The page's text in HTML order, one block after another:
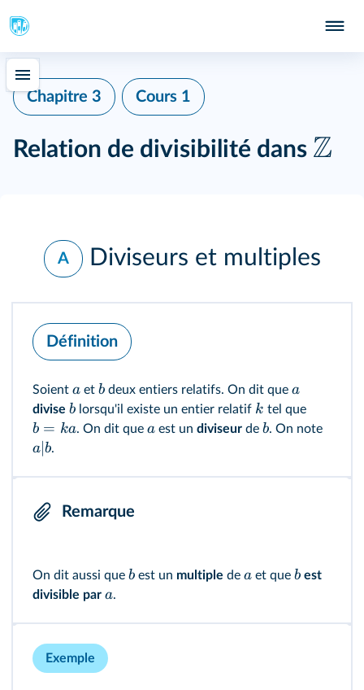
Chapitre 3 Cours 1
Relation de divisibilité dans Z
A Diviseurs et multiples
Définition
Soient a et b deux entiers relatifs. On dit que a
divise b lorsqu'il existe un entier relatif k tel que
b = ka. On dit que aest un diviseurde b. On note
a b.
Remarque
On dit aussi que b est un multiple de a et que b est
divisible par a.
Exemple